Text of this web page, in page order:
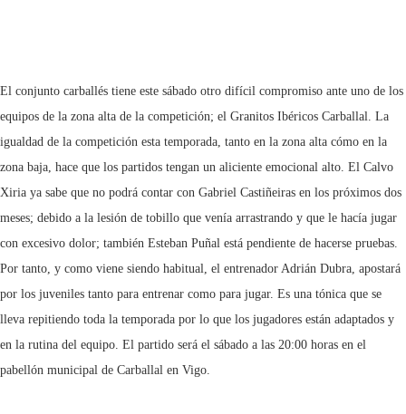
El conjunto carballés tiene este sábado otro difícil compromiso ante uno de los
equipos de la zona alta de la competición; el Granitos Ibéricos Carballal. La
igualdad de la competición esta temporada, tanto en la zona alta cómo en la
zona baja, hace que los partidos tengan un aliciente emocional alto. El Calvo
Xiria ya sabe que no podrá contar con Gabriel Castiñeiras en los próximos dos
meses; debido a la lesión de tobillo que venía arrastrando y que le hacía jugar
con excesivo dolor; también Esteban Puñal está pendiente de hacerse pruebas.
Por tanto, y como viene siendo habitual, el entrenador Adrián Dubra, apostará
por los juveniles tanto para entrenar como para jugar. Es una tónica que se
lleva repitiendo toda la temporada por lo que los jugadores están adaptados y
en la rutina del equipo. El partido será el sábado a las 20:00 horas en el
pabellón municipal de Carballal en Vigo.